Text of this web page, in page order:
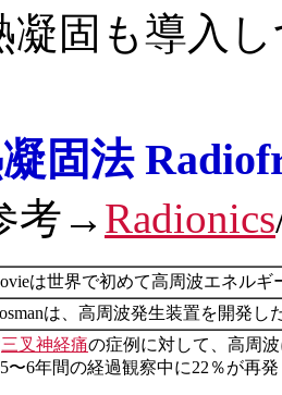
凝固も導入
固法
→ Radionics
は世界で初めて高周波エネル
は、高周波発生装置を開発し
三叉神経痛の症例に対して、高周
〜6年間の経過観察中に22％が再